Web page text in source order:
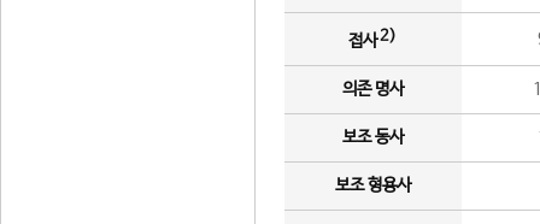
접사2)
의존 명사
보조 동사
보조 형용사